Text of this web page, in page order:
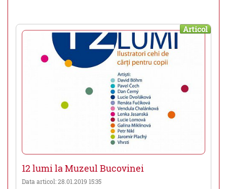
Articol
12 lumi la Muzeul Bucovinei
Data articol: 28.01.2019 15:35